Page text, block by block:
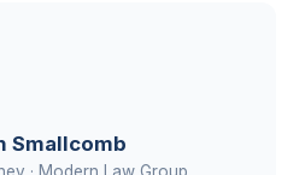
Smallcomb
· Modern Law Group